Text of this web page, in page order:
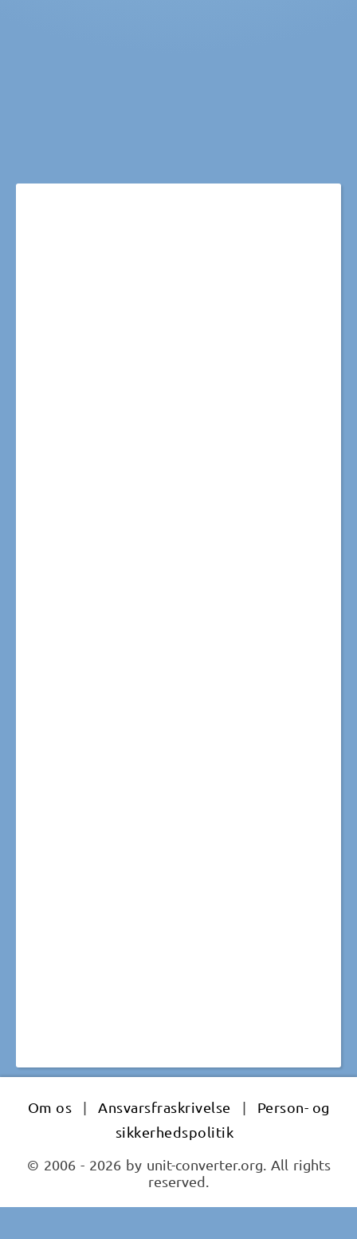
Om os | Ansvarsfraskrivelse |
Person- og
sikkerhedspolitik
© 2006 - 2026 by unit-converter.org. All rights
reserved.